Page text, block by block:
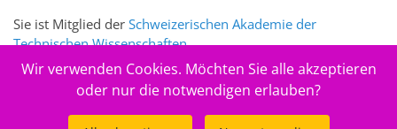
Sie ist Mitglied der Schweizerischen Akademie der
Technischen Wissenschaften.
Sie ist zudem Mitglied des Schweizer Portalswww.sciences-
Wir verwenden Cookies. Möchten Sie alle akzeptieren
oder nur die notwendigen erlauben?